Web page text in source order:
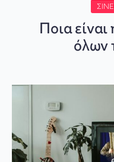
Ποια είναι
όλων